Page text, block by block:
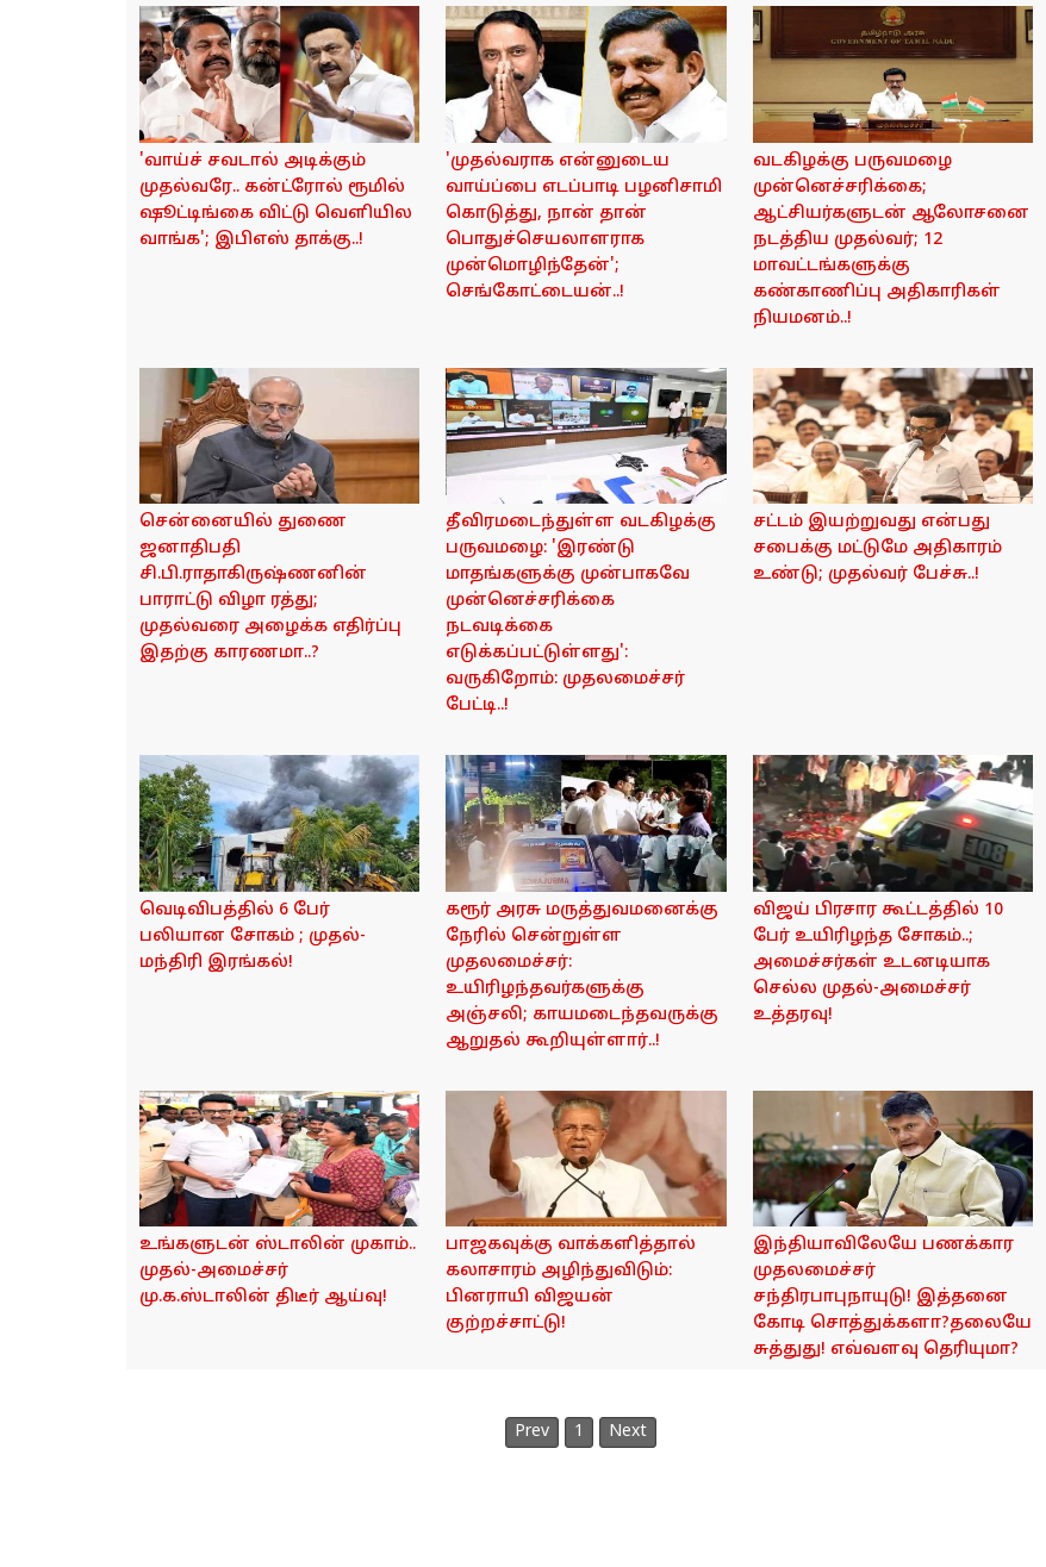
'வாய்ச் சவடால் அடிக்கும்
முதல்வரே.. கன்ட்ரோல் ரூமில்
ஷூட்டிங்கை விட்டு வெளியில
வாங்க'; இபிஎஸ் தாக்கு..!
'முதல்வராக என்னுடைய
வாய்ப்பை எடப்பாடி பழனிசாமி
கொடுத்து, நான் தான்
பொதுச்செயலாளராக
முன்மொழிந்தேன்';
செங்கோட்டையன்..!
வடகிழக்கு பருவமழை
முன்னெச்சரிக்கை;
ஆட்சியர்களுடன் ஆலோசனை
நடத்திய முதல்வர்; 12
மாவட்டங்களுக்கு
கண்காணிப்பு அதிகாரிகள்
நியமனம்..!
சென்னையில் துணை
ஜனாதிபதி
சி.பி.ராதாகிருஷ்ணனின்
பாராட்டு விழா ரத்து;
முதல்வரை அழைக்க எதிர்ப்பு
இதற்கு காரணமா..?
தீவிரமடைந்துள்ள வடகிழக்கு
பருவமழை: 'இரண்டு
மாதங்களுக்கு முன்பாகவே
முன்னெச்சரிக்கை
நடவடிக்கை
எடுக்கப்பட்டுள்ளது':
வருகிறோம்: முதலமைச்சர்
பேட்டி..!
சட்டம் இயற்றுவது என்பது
சபைக்கு மட்டுமே அதிகாரம்
உண்டு; முதல்வர் பேச்சு..!
வெடிவிபத்தில் 6 பேர்
பலியான சோகம் ; முதல்-
மந்திரி இரங்கல்!
கரூர் அரசு மருத்துவமனைக்கு
நேரில் சென்றுள்ள
முதலமைச்சர்:
உயிரிழந்தவர்களுக்கு
அஞ்சலி; காயமடைந்தவருக்கு
ஆறுதல் கூறியுள்ளார்..!
விஜய் பிரசார கூட்டத்தில் 10
பேர் உயிரிழந்த சோகம்..;
அமைச்சர்கள் உடனடியாக
செல்ல முதல்-அமைச்சர்
உத்தரவு!
உங்களுடன் ஸ்டாலின் முகாம்..
முதல்-அமைச்சர்
மு.க.ஸ்டாலின் திடீர் ஆய்வு!
பாஜகவுக்கு வாக்களித்தால்
கலாசாரம் அழிந்துவிடும்:
பினராயி விஜயன்
குற்றச்சாட்டு!
இந்தியாவிலேயே பணக்கார
முதலமைச்சர்
சந்திரபாபுநாயுடு! இத்தனை
கோடி சொத்துக்களா?தலையே
சுத்துது! எவ்வளவு தெரியுமா?
Prev 1 Next